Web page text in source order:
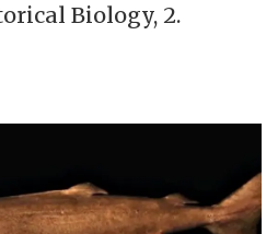
Biology, 2.